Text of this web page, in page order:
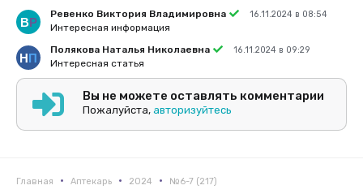
Ревенко Виктория Владимировна
16.11.2024 в 08:54
Интересная информация
Полякова Наталья Николаевна
16.11.2024 в 09:29
Интересная статья
Вы не можете оставлять комментарии
Пожалуйста, авторизуйтесь
Главная • Аптекарь • 2024 • №6-7 (217)